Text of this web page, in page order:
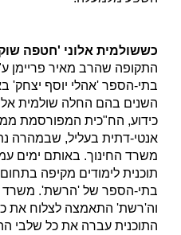
כששולמית אלוני 'חטפה
התקופה שהרב מאיר פריימן
בתי-הספר 'אהלי יוסף יצחק'
השנים בהם החלה שולמית
כידוע, הח"כית המפורסמת
אנטי-דתית בעליל, שבמהרה
משרד החינוך. באותם ימים
תוכנית לימודים מקיפה
בתי-הספר של 'הרשת'. משרד
וה'רשת' התאמצה לצלוח את
התוכנית עברה את כל שלבי